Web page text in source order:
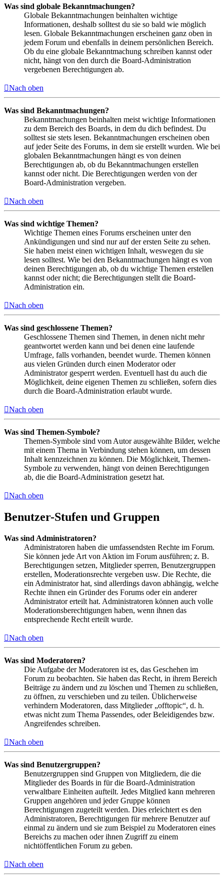
Was sind globale Bekanntmachungen?
Globale Bekanntmachungen beinhalten wichtige
Informationen, deshalb solltest du sie so bald wie möglich
lesen. Globale Bekanntmachungen erscheinen ganz oben in
jedem Forum und ebenfalls in deinem persönlichen Bereich.
Ob du eine globale Bekanntmachung schreiben kannst oder
nicht, hängt von den durch die Board-Administration
vergebenen Berechtigungen ab.
Nach oben
Was sind Bekanntmachungen?
Bekanntmachungen beinhalten meist wichtige Informationen
zu dem Bereich des Boards, in dem du dich befindest. Du
solltest sie stets lesen. Bekanntmachungen erscheinen oben
auf jeder Seite des Forums, in dem sie erstellt wurden. Wie bei
globalen Bekanntmachungen hängt es von deinen
Berechtigungen ab, ob du Bekanntmachungen erstellen
kannst oder nicht. Die Berechtigungen werden von der
Board-Administration vergeben.
Nach oben
Was sind wichtige Themen?
Wichtige Themen eines Forums erscheinen unter den
Ankündigungen und sind nur auf der ersten Seite zu sehen.
Sie haben meist einen wichtigen Inhalt, weswegen du sie
lesen solltest. Wie bei den Bekanntmachungen hängt es von
deinen Berechtigungen ab, ob du wichtige Themen erstellen
kannst oder nicht; die Berechtigungen stellt die Board-
Administration ein.
Nach oben
Was sind geschlossene Themen?
Geschlossene Themen sind Themen, in denen nicht mehr
geantwortet werden kann und bei denen eine laufende
Umfrage, falls vorhanden, beendet wurde. Themen können
aus vielen Gründen durch einen Moderator oder
Administrator gesperrt werden. Eventuell hast du auch die
Möglichkeit, deine eigenen Themen zu schließen, sofern dies
durch die Board-Administration erlaubt wurde.
Nach oben
Was sind Themen-Symbole?
Themen-Symbole sind vom Autor ausgewählte Bilder, welche
mit einem Thema in Verbindung stehen können, um dessen
Inhalt kennzeichnen zu können. Die Möglichkeit, Themen-
Symbole zu verwenden, hängt von deinen Berechtigungen
ab, die die Board-Administration gesetzt hat.
Nach oben
Benutzer-Stufen und Gruppen
Was sind Administratoren?
Administratoren haben die umfassendsten Rechte im Forum.
Sie können jede Art von Aktion im Forum ausführen; z. B.
Berechtigungen setzen, Mitglieder sperren, Benutzergruppen
erstellen, Moderationsrechte vergeben usw. Die Rechte, die
ein Administrator hat, sind allerdings davon abhängig, welche
Rechte ihnen ein Gründer des Forums oder ein anderer
Administrator erteilt hat. Administratoren können auch volle
Moderationsberechtigungen haben, wenn ihnen das
entsprechende Recht erteilt wurde.
Nach oben
Was sind Moderatoren?
Die Aufgabe der Moderatoren ist es, das Geschehen im
Forum zu beobachten. Sie haben das Recht, in ihrem Bereich
Beiträge zu ändern und zu löschen und Themen zu schließen,
zu öffnen, zu verschieben und zu teilen. Üblicherweise
verhindern Moderatoren, dass Mitglieder „offtopic“, d. h.
etwas nicht zum Thema Passendes, oder Beleidigendes bzw.
Angreifendes schreiben.
Nach oben
Was sind Benutzergruppen?
Benutzergruppen sind Gruppen von Mitgliedern, die die
Mitglieder des Boards in für die Board-Administration
verwaltbare Einheiten aufteilt. Jedes Mitglied kann mehreren
Gruppen angehören und jeder Gruppe können
Berechtigungen zugeteilt werden. Dies erleichtert es den
Administratoren, Berechtigungen für mehrere Benutzer auf
einmal zu ändern und sie zum Beispiel zu Moderatoren eines
Bereichs zu machen oder ihnen Zugriff zu einem
nichtöffentlichen Forum zu geben.
Nach oben